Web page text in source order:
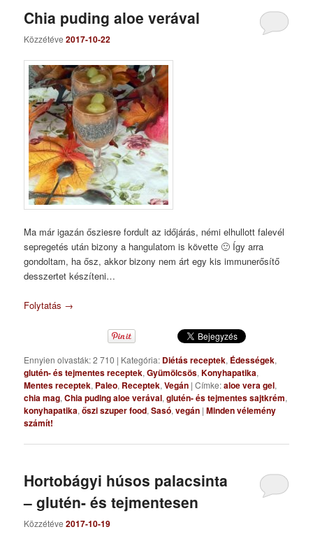
Chia puding aloe verával
Közzétéve2017-10-22
Ma már igazán ősziesre fordult az időjárás, némi elhullott falevél
sepregetés után bizony a hangulatom is követte 🙂 Így arra
gondoltam, ha ősz, akkor bizony nem árt egy kis immunerősítő
desszertet készíteni…
Folytatás →
Ennyien olvasták: 2 710 | Kategória: Diétás receptek, Édességek,
glutén- és tejmentes receptek,Gyümölcsös,Konyhapatika,
Mentes receptek, Paleo, Receptek,Vegán |Címke:aloe vera gel,
chia mag,Chia puding aloe verával,glutén- és tejmentes sajtkrém,
konyhapatika,őszi szuper food,Sasó,vegán |Minden vélemény
számít!
Hortobágyi húsos palacsinta
– glutén- és tejmentesen
Közzétéve2017-10-19